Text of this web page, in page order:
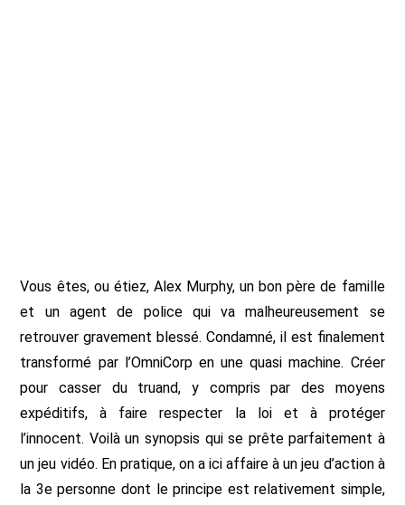
Vous êtes, ou étiez, Alex Murphy, un bon père de famille
et un agent de police qui va malheureusement se
retrouver gravement blessé. Condamné, il est finalement
transformé par l’OmniCorp en une quasi machine. Créer
pour casser du truand, y compris par des moyens
expéditifs, à faire respecter la loi et à protéger
l’innocent. Voilà un synopsis qui se prête parfaitement à
un jeu vidéo. En pratique, on a ici affaire à un jeu d’action à
la 3e personne dont le principe est relativement simple,